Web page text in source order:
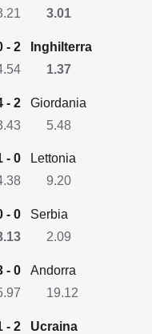
3.01
- 2
Inghilterra
1.37
- 2
Giordania
5.48
- 0
Lettonia
9.20
- 0
Serbia
2.09
- 0
Andorra
19.12
- 2
Ucraina